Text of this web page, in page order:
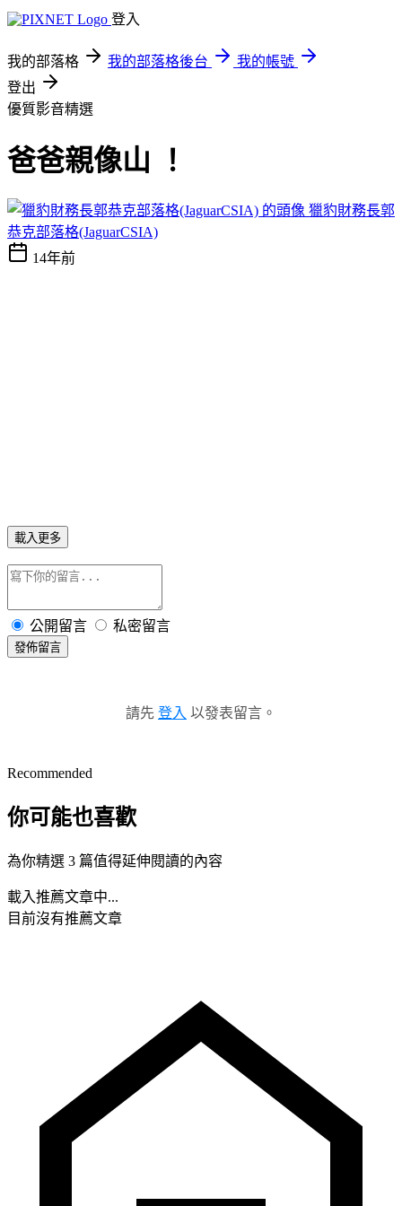
登入
我的部落格 我的部落格後台
我的帳號
登出
優質影音精選
爸爸親像山 ！
獵豹財務長郭
恭克部落格(JaguarCSIA)
14年前
載入更多
公開留言 私密留言
發佈留言
請先 登入 以發表留言。
Recommended
你可能也喜歡
為你精選 3 篇值得延伸閱讀的內容
載入推薦文章中...
目前沒有推薦文章